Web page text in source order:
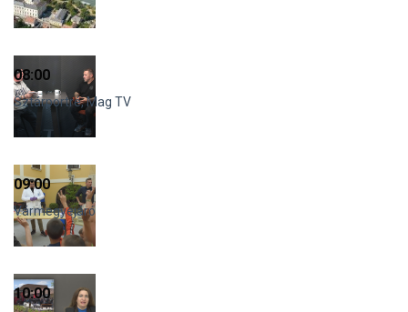
08:00
Sztárportré, Mag TV
09:00
Vármegyejáró
10:00